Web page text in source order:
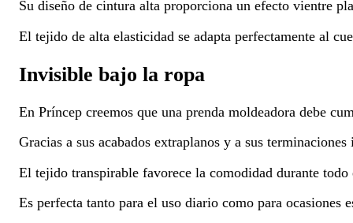
Su diseño de cintura alta proporciona un efecto vientre
El tejido de alta elasticidad se adapta perfectamente al
Invisible bajo la ropa
En Príncep creemos que una prenda moldeadora debe
Gracias a sus acabados extraplanos y a sus
El tejido transpirable favorece la comodidad durante
Es perfecta tanto para el uso diario como para ocasiones